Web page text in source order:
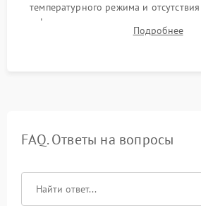
температурного режима и
фокуса, контрастности и
таблицах. Проверка работы всех
Подробнее
FAQ. Ответы на вопросы